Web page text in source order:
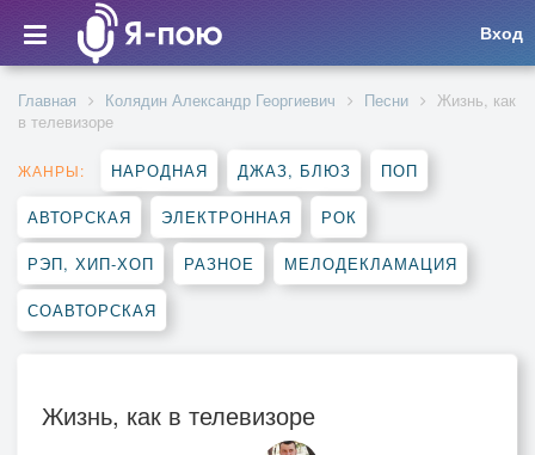
Вход
Главная Колядин Александр Георгиевич Песни
Жизнь, как
в телевизоре
ЖАНРЫ: НАРОДНАЯ ДЖАЗ, БЛЮЗ ПОП
АВТОРСКАЯ ЭЛЕКТРОННАЯ РОК
РЭП, ХИП-ХОП РАЗНОЕ МЕЛОДЕКЛАМАЦИЯ
СОАВТОРСКАЯ
Жизнь, как в телевизоре